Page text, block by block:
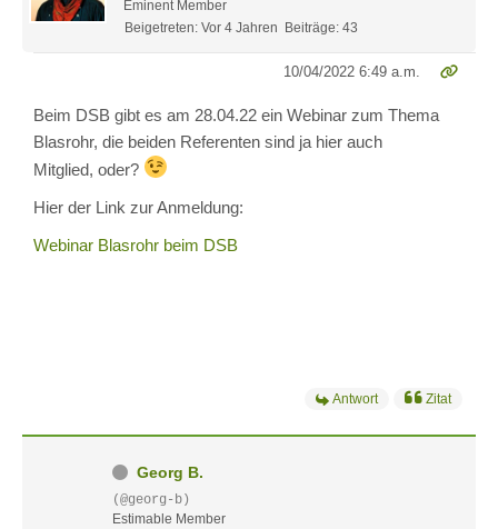
Eminent Member
Beigetreten: Vor 4 Jahren
Beiträge: 43
10/04/2022 6:49 a.m.
Beim DSB gibt es am 28.04.22 ein Webinar zum Thema
Blasrohr, die beiden Referenten sind ja hier auch
Mitglied, oder?
Hier der Link zur Anmeldung:
Webinar Blasrohr beim DSB
Antwort Zitat
Georg B.
(@georg-b)
Estimable Member